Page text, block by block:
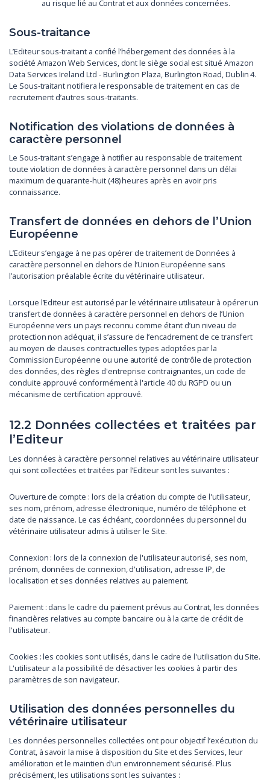
au risque lié au Contrat et aux données concernées.
Sous-traitance
L’Editeur sous-traitant a confié l’hébergement des données à la
société Amazon Web Services, dont le siège social est situé Amazon
Data Services Ireland Ltd - Burlington Plaza, Burlington Road, Dublin 4.
Le Sous-traitant notifiera le responsable de traitement en cas de
recrutement d’autres sous-traitants.
Notification des violations de données à
caractère personnel
Le Sous-traitant s’engage à notifier au responsable de traitement
toute violation de données à caractère personnel dans un délai
maximum de quarante-huit (48) heures après en avoir pris
connaissance.
Transfert de données en dehors de l’Union
Européenne
L’Editeur s’engage à ne pas opérer de traitement de Données à
caractère personnel en dehors de l’Union Européenne sans
l’autorisation préalable écrite du vétérinaire utilisateur.
Lorsque l’Editeur est autorisé par le vétérinaire utilisateur à opérer un
transfert de données à caractère personnel en dehors de l’Union
Européenne vers un pays reconnu comme étant d’un niveau de
protection non adéquat, il s’assure de l’encadrement de ce transfert
au moyen de clauses contractuelles types adoptées par la
Commission Européenne ou une autorité de contrôle de protection
des données, des règles d'entreprise contraignantes, un code de
conduite approuvé conformément à l'article 40 du RGPD ou un
mécanisme de certification approuvé.
12.2 Données collectées et traitées par
l’Editeur
Les données à caractère personnel relatives au vétérinaire utilisateur
qui sont collectées et traitées par l’Editeur sont les suivantes :
Ouverture de compte : lors de la création du compte de l'utilisateur,
ses nom, prénom, adresse électronique, numéro de téléphone et
date de naissance. Le cas échéant, coordonnées du personnel du
vétérinaire utilisateur admis à utiliser le Site.
Connexion : lors de la connexion de l'utilisateur autorisé, ses nom,
prénom, données de connexion, d'utilisation, adresse IP, de
localisation et ses données relatives au paiement.
Paiement : dans le cadre du paiement prévus au Contrat, les données
financières relatives au compte bancaire ou à la carte de crédit de
l'utilisateur.
Cookies : les cookies sont utilisés, dans le cadre de l'utilisation du Site.
L'utilisateur a la possibilité de désactiver les cookies à partir des
paramètres de son navigateur.
Utilisation des données personnelles du
vétérinaire utilisateur
Les données personnelles collectées ont pour objectif l’exécution du
Contrat, à savoir la mise à disposition du Site et des Services, leur
amélioration et le maintien d'un environnement sécurisé. Plus
précisément, les utilisations sont les suivantes :